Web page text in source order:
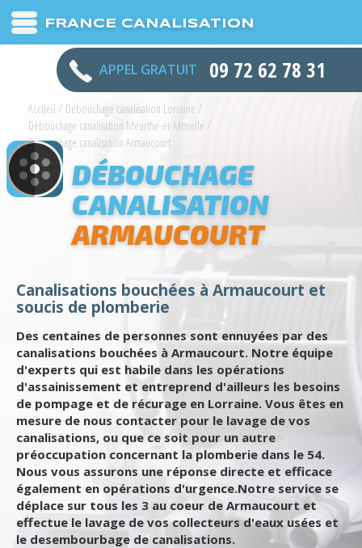
FRANCE CANALISATION
APPEL GRATUIT 09 72 62 78 31
Accueil / Débouchage canalisation Lorraine /
Débouchage canalisation Meurthe-et-Moselle /
Débouchage canalisation Armaucourt
DÉBOUCHAGE
CANALISATION
ARMAUCOURT
Canalisations bouchées à Armaucourt et
soucis de plomberie
Des centaines de personnes sont ennuyées par des
canalisations bouchées à Armaucourt. Notre équipe
d'experts qui est habile dans les opérations
d'assainissement et entreprend d'ailleurs les besoins
de pompage et de récurage en Lorraine. Vous êtes en
mesure de nous contacter pour le lavage de vos
canalisations, ou que ce soit pour un autre
préoccupation concernant la plomberie dans le 54.
Nous vous assurons une réponse directe et efficace
également en opérations d'urgence.Notre service se
déplace sur tous les 3 au coeur de Armaucourt et
effectue le lavage de vos collecteurs d'eaux usées et
le desembourbage de canalisations.